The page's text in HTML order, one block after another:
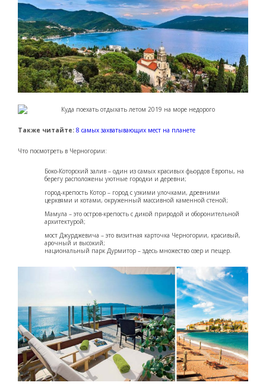
Также читайте: 8 самых захватывающих мест на планете
Что посмотреть в Черногории:
Боко-Которский залив – один из самых красивых фьордов Европы, на
берегу расположены уютные городки и деревни;
город-крепость Котор – город с узкими улочками, древними
церквями и котами, окруженный массивной каменной стеной;
Мамула – это остров-крепость с дикой природой и оборонительной
архитектурой;
мост Джурджевича – это визитная карточка Черногории, красивый,
арочный и высокий;
национальный парк Дурмитор – здесь множество озер и пещер.